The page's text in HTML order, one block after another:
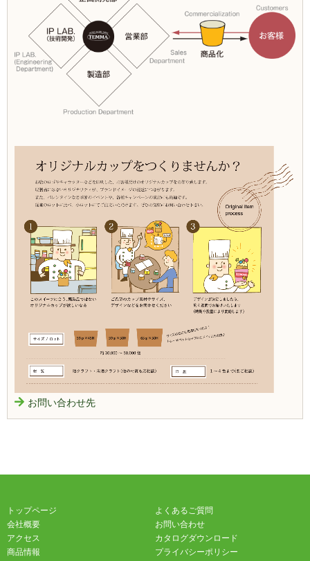
お問い合わせ先
トップページ
会社概要
アクセス
商品情報
よくあるご質問
お問い合わせ
カタログダウンロード
プライバシーポリシー